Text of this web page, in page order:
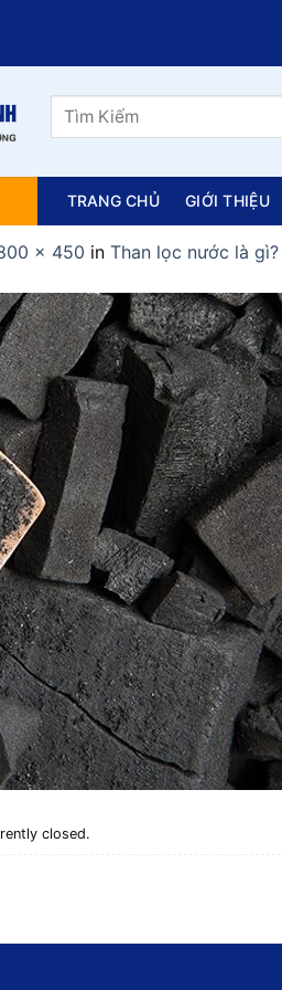
Tìm
TRANG CHỦ GIỚI THIỆU
× 450 in Than lọc nước là
closed.